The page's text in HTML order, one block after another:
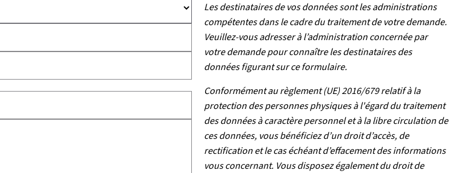
Les destinataires de vos données sont les administrations
compétentes dans le cadre du traitement de votre demande.
Veuillez-vous adresser à l’administration concernée par
votre demande pour connaître les destinataires des
données figurant sur ce formulaire.
Conformément au règlement (UE) 2016/679 relatif à la
protection des personnes physiques à l'égard du traitement
des données à caractère personnel et à la libre circulation de
ces données, vous bénéficiez d’un droit d’accès, de
rectification et le cas échéant d’effacement des informations
vous concernant. Vous disposez également du droit de